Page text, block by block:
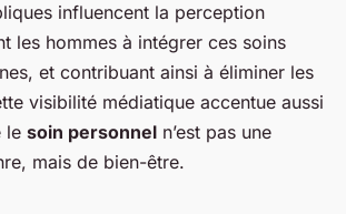
influencent la perception
les hommes à intégrer ces soins
et contribuant ainsi à éliminer les
visibilité médiatique accentue aussi
le soin personnel n’est pas une
mais de bien-être.